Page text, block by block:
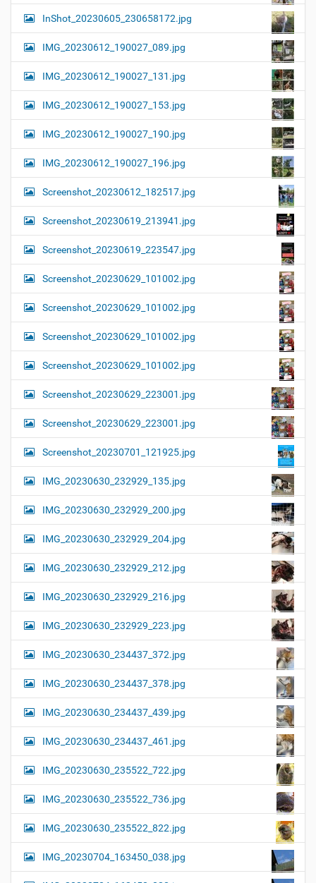
InShot_20230605_230658172.jpg
IMG_20230612_190027_089.jpg
IMG_20230612_190027_131.jpg
IMG_20230612_190027_153.jpg
IMG_20230612_190027_190.jpg
IMG_20230612_190027_196.jpg
Screenshot_20230612_182517.jpg
Screenshot_20230619_213941.jpg
Screenshot_20230619_223547.jpg
Screenshot_20230629_101002.jpg
Screenshot_20230629_101002.jpg
Screenshot_20230629_101002.jpg
Screenshot_20230629_101002.jpg
Screenshot_20230629_223001.jpg
Screenshot_20230629_223001.jpg
Screenshot_20230701_121925.jpg
IMG_20230630_232929_135.jpg
IMG_20230630_232929_200.jpg
IMG_20230630_232929_204.jpg
IMG_20230630_232929_212.jpg
IMG_20230630_232929_216.jpg
IMG_20230630_232929_223.jpg
IMG_20230630_234437_372.jpg
IMG_20230630_234437_378.jpg
IMG_20230630_234437_439.jpg
IMG_20230630_234437_461.jpg
IMG_20230630_235522_722.jpg
IMG_20230630_235522_736.jpg
IMG_20230630_235522_822.jpg
IMG_20230704_163450_038.jpg